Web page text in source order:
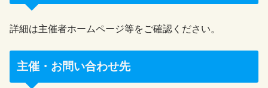
詳細は主催者ホームページ等をご確認ください。
主催・お問い合わせ先